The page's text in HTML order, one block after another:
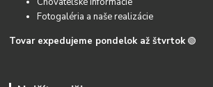
Fotogaléria a naše realizácie
Tovar expedujeme pondelok až štvrtok 🟢